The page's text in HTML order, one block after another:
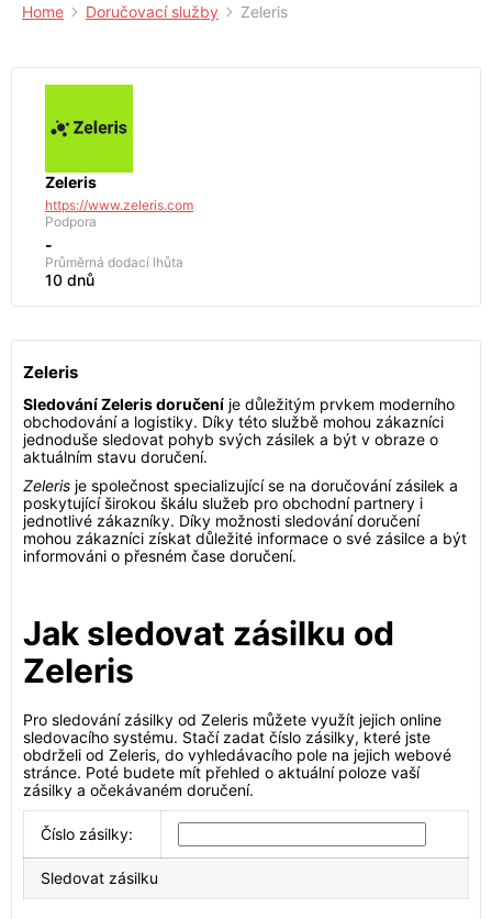
Home Doručovací služby Zeleris
Zeleris
https://www.zeleris.com
Podpora
-
Průměrná dodací lhůta
10 dnů
Zeleris
Sledování Zeleris doručení je důležitým prvkem moderního
obchodování a logistiky. Díky této službě mohou zákazníci
jednoduše sledovat pohyb svých zásilek a být v obraze o
aktuálním stavu doručení.
Zeleris je společnost specializující se na doručování zásilek a
poskytující širokou škálu služeb pro obchodní partnery i
jednotlivé zákazníky. Díky možnosti sledování doručení
mohou zákazníci získat důležité informace o své zásilce a být
informováni o přesném čase doručení.
Jak sledovat zásilku od
Zeleris
Pro sledování zásilky od Zeleris můžete využít jejich online
sledovacího systému. Stačí zadat číslo zásilky, které jste
obdrželi od Zeleris, do vyhledávacího pole na jejich webové
stránce. Poté budete mít přehled o aktuální poloze vaší
zásilky a očekávaném doručení.
Číslo zásilky:
Sledovat zásilku